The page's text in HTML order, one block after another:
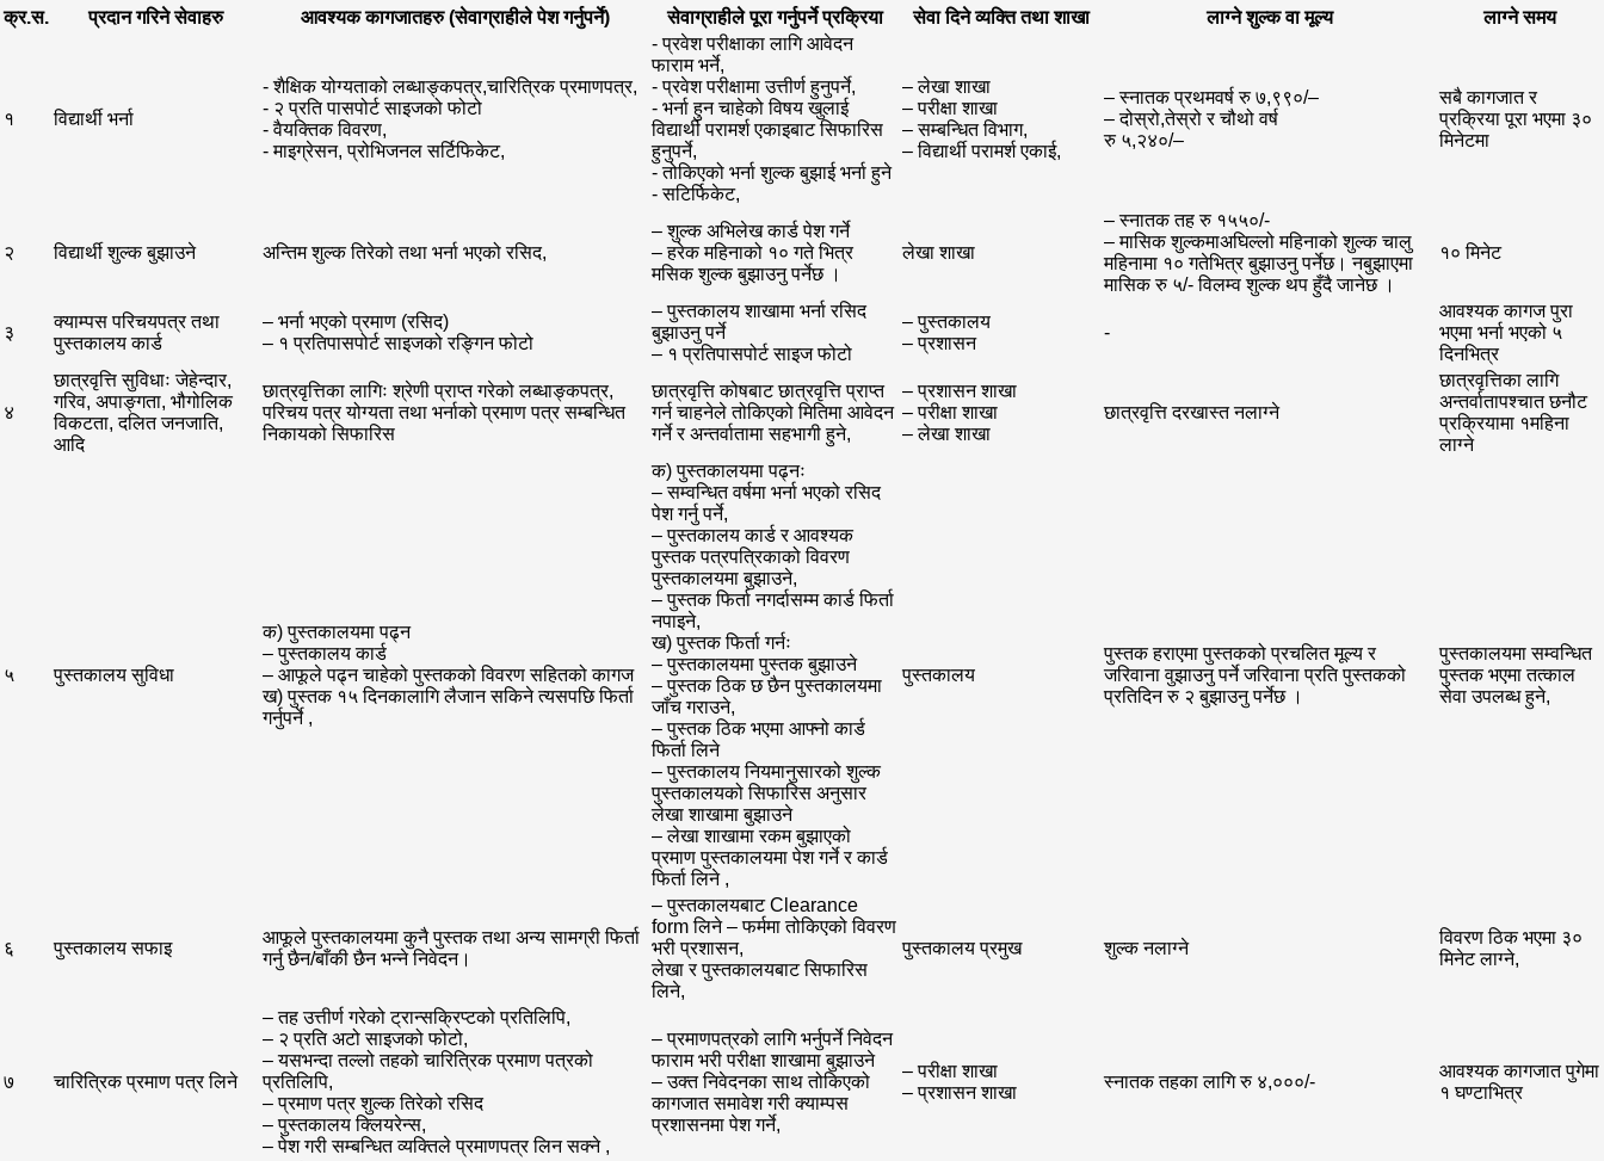
क्र.स. प्रदान गरिने सेवाहरु आवश्यक कागजातहरु (सेवाग्राहीले पेश गर्नुपर्ने) सेवाग्राहीले पूरा गर्नुपर्ने प्रक्रिया सेवा दिने व्यक्ति तथा शाखा लाग्ने शुल्क वा मूल्य लाग्ने समय
१ विद्यार्थी भर्ना
- शैक्षिक योग्यताको लब्धाङ्कपत्र,चारित्रिक प्रमाणपत्र,
- २ प्रति पासपोर्ट साइजको फोटो
- वैयक्तिक विवरण,
- माइग्रेसन, प्रोभिजनल सर्टिफिकेट,
- प्रवेश परीक्षाका लागि आवेदन
फाराम भर्ने,
- प्रवेश परीक्षामा उत्तीर्ण हुनुपर्ने,
- भर्ना हुन चाहेको विषय खुलाई
विद्यार्थी परामर्श एकाइबाट सिफारिस
हुनुपर्ने,
- तोकिएको भर्ना शुल्क बुझाई भर्ना हुने
- सटिर्फिकेट,
– लेखा शाखा
– परीक्षा शाखा
– सम्बन्धित विभाग,
– विद्यार्थी परामर्श एकाई,
– स्नातक प्रथमवर्ष रु ७,९९०/–
– दोस्रो,तेस्रो र चौथो वर्ष
रु ५,२४०/–
सबै कागजात र
प्रक्रिया पूरा भएमा ३०
मिनेटमा
२ विद्यार्थी शुल्क बुझाउने अन्तिम शुल्क तिरेको तथा भर्ना भएको रसिद,
– शुल्क अभिलेख कार्ड पेश गर्ने
– हरेक महिनाको १० गते भित्र
मसिक शुल्क बुझाउनु पर्नेछ ।
लेखा शाखा
– स्नातक तह रु १५५०/-
– मासिक शुल्कमाअघिल्लो महिनाको शुल्क चालु
महिनामा १० गतेभित्र बुझाउनु पर्नेछ। नबुझाएमा
मासिक रु ५/- विलम्व शुल्क थप हुँदै जानेछ ।
१० मिनेट
३
क्याम्पस परिचयपत्र तथा
पुस्तकालय कार्ड
– भर्ना भएको प्रमाण (रसिद)
– १ प्रतिपासपोर्ट साइजको रङ्गिन फोटो
– पुस्तकालय शाखामा भर्ना रसिद
बुझाउनु पर्ने
– १ प्रतिपासपोर्ट साइज फोटो
– पुस्तकालय
– प्रशासन
-
आवश्यक कागज पुरा
भएमा भर्ना भएको ५
दिनभित्र
४
छात्रवृत्ति सुविधाः जेहेन्दार,
गरिव, अपाङ्गता, भौगोलिक
विकटता, दलित जनजाति,
आदि
छात्रवृत्तिका लागिः श्रेणी प्राप्त गरेको लब्धाङ्कपत्र,
परिचय पत्र योग्यता तथा भर्नाको प्रमाण पत्र सम्बन्धित
निकायको सिफारिस
छात्रवृत्ति कोषबाट छात्रवृत्ति प्राप्त
गर्न चाहनेले तोकिएको मितिमा आवेदन
गर्ने र अन्तर्वातामा सहभागी हुने,
– प्रशासन शाखा
– परीक्षा शाखा
– लेखा शाखा
छात्रवृत्ति दरखास्त नलाग्ने
छात्रवृत्तिका लागि
अन्तर्वातापश्चात छनौट
प्रक्रियामा १महिना
लाग्ने
५ पुस्तकालय सुविधा
क) पुस्तकालयमा पढ्न
– पुस्तकालय कार्ड
– आफूले पढ्न चाहेको पुस्तकको विवरण सहितको कागज
ख) पुस्तक १५ दिनकालागि लैजान सकिने त्यसपछि फिर्ता
गर्नुपर्ने ,
क) पुस्तकालयमा पढ्नः
– सम्वन्धित वर्षमा भर्ना भएको रसिद
पेश गर्नु पर्ने,
– पुस्तकालय कार्ड र आवश्यक
पुस्तक पत्रपत्रिकाको विवरण
पुस्तकालयमा बुझाउने,
– पुस्तक फिर्ता नगर्दासम्म कार्ड फिर्ता
नपाइने,
ख) पुस्तक फिर्ता गर्नः
– पुस्तकालयमा पुस्तक बुझाउने
– पुस्तक ठिक छ छैन पुस्तकालयमा
जाँच गराउने,
– पुस्तक ठिक भएमा आफ्नो कार्ड
फिर्ता लिने
– पुस्तकालय नियमानुसारको शुल्क
पुस्तकालयको सिफारिस अनुसार
लेखा शाखामा बुझाउने
– लेखा शाखामा रकम बुझाएको
प्रमाण पुस्तकालयमा पेश गर्ने र कार्ड
फिर्ता लिने ,
पुस्तकालय
पुस्तक हराएमा पुस्तकको प्रचलित मूल्य र
जरिवाना वुझाउनु पर्ने जरिवाना प्रति पुस्तकको
प्रतिदिन रु २ बुझाउनु पर्नेछ ।
पुस्तकालयमा सम्वन्धित
पुस्तक भएमा तत्काल
सेवा उपलब्ध हुने,
६ पुस्तकालय सफाइ
आफूले पुस्तकालयमा कुनै पुस्तक तथा अन्य सामग्री फिर्ता
गर्नु छैन/बाँकी छैन भन्ने निवेदन।
– पुस्तकालयबाट Clearance
form लिने – फर्ममा तोकिएको विवरण
भरी प्रशासन,
लेखा र पुस्तकालयबाट सिफारिस
लिने,
पुस्तकालय प्रमुख शुल्क नलाग्ने
विवरण ठिक भएमा ३०
मिनेट लाग्ने,
७ चारित्रिक प्रमाण पत्र लिने
– तह उत्तीर्ण गरेको ट्रान्सक्रिप्टको प्रतिलिपि,
– २ प्रति अटो साइजको फोटो,
– यसभन्दा तल्लो तहको चारित्रिक प्रमाण पत्रको
प्रतिलिपि,
– प्रमाण पत्र शुल्क तिरेको रसिद
– पुस्तकालय क्लियरेन्स,
– पेश गरी सम्बन्धित व्यक्तिले प्रमाणपत्र लिन सक्ने ,
– प्रमाणपत्रको लागि भर्नुपर्ने निवेदन
फाराम भरी परीक्षा शाखामा बुझाउने
– उक्त निवेदनका साथ तोकिएको
कागजात समावेश गरी क्याम्पस
प्रशासनमा पेश गर्ने,
– परीक्षा शाखा
– प्रशासन शाखा
स्नातक तहका लागि रु ४,०००/-
आवश्यक कागजात पुगेमा
१ घण्टाभित्र